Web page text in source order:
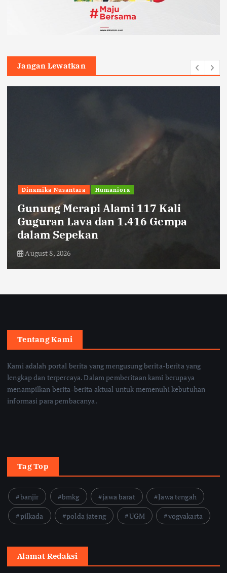
Jangan Lewatkan
Dinamika Nusantara Humaniora
Gunung Merapi Alami 117 Kali
Guguran Lava dan 1.416 Gempa
dalam Sepekan
August 8, 2026
Tentang Kami
Kami adalah portal berita yang mengusung berita-berita yang
lengkap dan terpercaya. Dalam pemberitaan kami berupaya
menampilkan berita-berita aktual untuk memenuhi kebutuhan
informasi para pembacanya.
Tag Top
banjir bmkg jawa barat
Jawa tengah
pilkada
polda jateng UGM yogyakarta
Alamat Redaksi